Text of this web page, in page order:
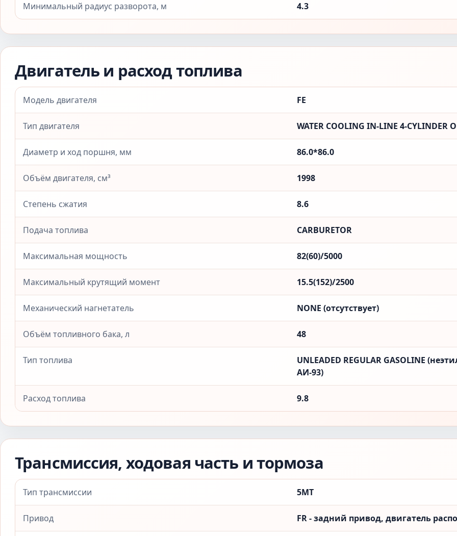
Минимальный радиус разворота, м 4.3
Двигатель и расход топлива
Модель двигателя FE
Тип двигателя WATER COOLING IN-LINE 4-CYLINDER
Диаметр и ход поршня, мм 86.0*86.0
Объём двигателя, см³ 1998
Степень сжатия 8.6
Подача топлива CARBURETOR
Максимальная мощность 82(60)/5000
Максимальный крутящий момент 15.5(152)/2500
Механический нагнетатель NONE (отсутствует)
Объём топливного бака, л 48
Тип топлива
UNLEADED REGULAR GASOLINE
АИ-93)
Расход топлива 9.8
Трансмиссия, ходовая часть и тормоза
Тип трансмиссии 5MT
Привод FR - задний привод, двигатель